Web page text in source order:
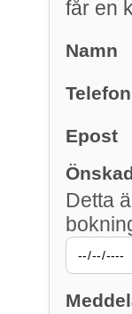
får en
Namn
Telefon
Epost
Detta